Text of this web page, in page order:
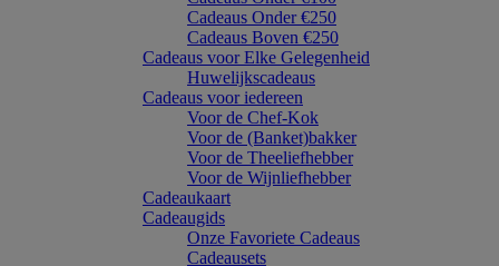
Cadeaus Onder €250
Cadeaus Boven €250
Cadeaus voor Elke Gelegenheid
Huwelijkscadeaus
Cadeaus voor iedereen
Voor de Chef-Kok
Voor de (Banket)bakker
Voor de Theeliefhebber
Voor de Wijnliefhebber
Cadeaukaart
Cadeaugids
Onze Favoriete Cadeaus
Cadeausets